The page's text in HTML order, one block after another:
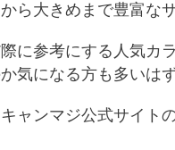
ら大きめまで豊富な
に参考にする人気カ
気になる方も多いは
ャンマジ公式サイト